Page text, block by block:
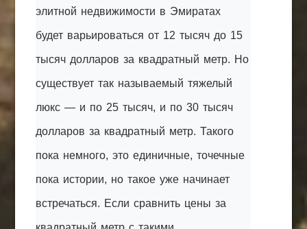
элитной недвижимости в Эмиратах
будет варьироваться от 12 тысяч до 15
тысяч долларов за квадратный метр. Но
существует так называемый тяжелый
люкс — и по 25 тысяч, и по 30 тысяч
долларов за квадратный метр. Такого
пока немного, это единичные, точечные
пока истории, но такое уже начинает
встречаться. Если сравнить цены за